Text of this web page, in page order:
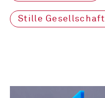
Stille Gesellschaft